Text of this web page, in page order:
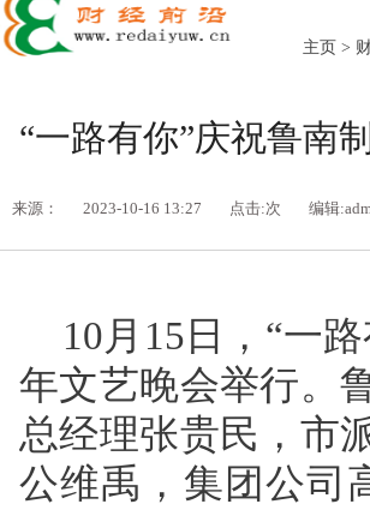
主页 >
“一路有你”庆祝鲁南
来源： 2023-10-16 13:27 点击:次 编辑
10月15日，“一
年文艺晚会举行。
总经理张贵民，市
公维禹，集团公司